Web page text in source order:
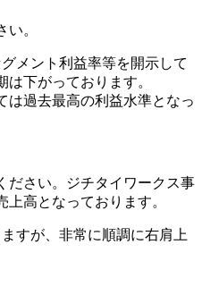
。
メント利益率等を開示して
下がっております。
は過去最高の利益水準となっ
ださい。ジチタイワークス事
高となっております。
すが、非常に順調に右肩上